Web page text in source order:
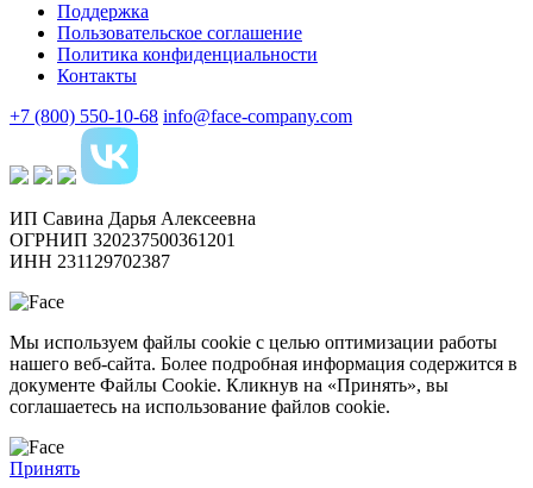
Поддержка
Пользовательское соглашение
Политика конфиденциальности
Контакты
+7 (800) 550-10-68 info@face-company.com
ИП Савина Дарья Алексеевна
ОГРНИП 320237500361201
ИНН 231129702387
Мы используем файлы cookie с целью оптимизации работы
нашего веб-сайта. Более подробная информация содержится в
документе Файлы Сookie. Кликнув на «Принять», вы
соглашаетесь на использование файлов cookie.
Принять